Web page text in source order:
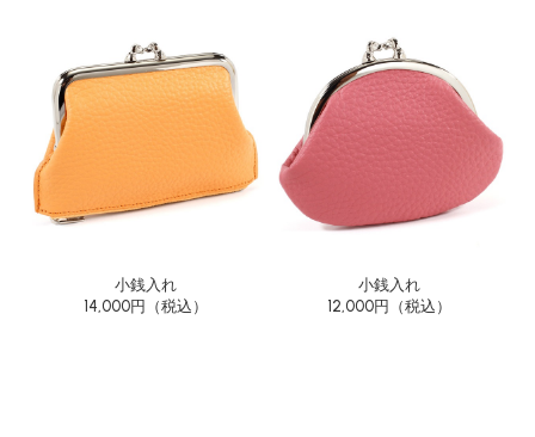
小銭入れ
14,000円（税込）
小銭入れ
12,000円（税込）